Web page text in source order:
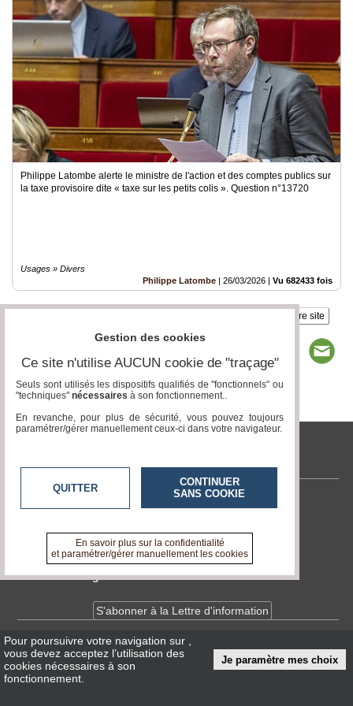
Philippe Latombe alerte le ministre de l'action et des comptes publics sur
la taxe provisoire dite « taxe sur les petits colis ». Question n°13720
Usages » Divers
Philippe Latombe | 26/03/2026 | Vu 682433 fois
Insérez sur votre site
tvlocale.fr
Contactez-nous
A propos de tvlocale.fr
Devenir délégué
S'abonner à la Lettre d'information
InfosCNIL/RGPD
Conditions Générales d'Utilisation
Pour poursuivre votre navigation sur
vous devez acceptez l’utilisation des
cookies nécessaires à son
fonctionnement.
Je paramètre mes choix
Gestion des cookies
Ce site n'utilise AUCUN cookie de "traçage"
Seuls sont utilisés les dispositifs qualifiés de "fonctionnels" ou
"techniques" nécessaires à son fonctionnement..
En revanche, pour plus de sécurité, vous pouvez toujours
paramétrer/gérer manuellement ceux-ci dans votre navigateur.
QUITTER
CONTINUER
SANS COOKIE
En savoir plus sur la confidentialité
et paramétrer/gérer manuellement les cookies